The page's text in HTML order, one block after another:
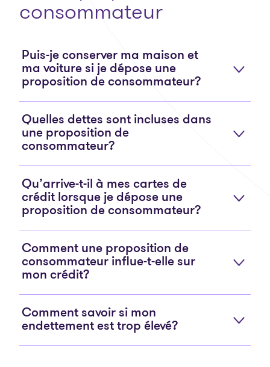
consommateur
Puis-je conserver ma maison et
ma voiture si je dépose une
proposition de consommateur?
Quelles dettes sont incluses dans
une proposition de
consommateur?
Qu’arrive-t-il à mes cartes de
crédit lorsque je dépose une
proposition de consommateur?
Comment une proposition de
consommateur influe-t-elle sur
mon crédit?
Comment savoir si mon
endettement est trop élevé?